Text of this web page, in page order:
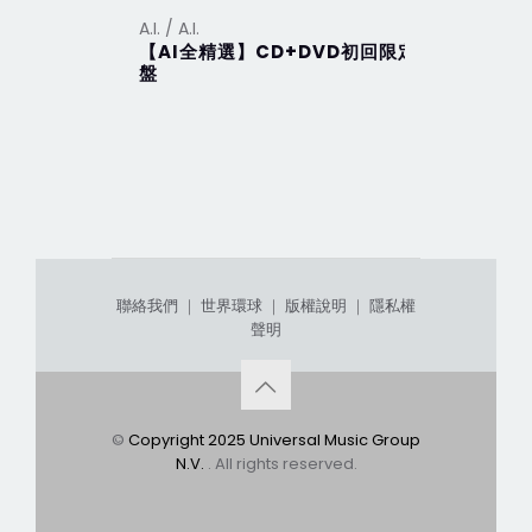
A.I. / A.I.
【AI全精選】CD+DVD初回限定
盤
聯絡我們 ｜ 世界環球 ｜ 版權說明 ｜ 隱私權
聲明
© Copyright 2025 Universal Music Group
N.V. . All rights reserved.